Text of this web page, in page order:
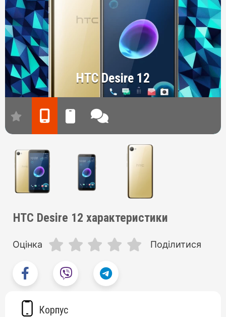
HTC Desire 12
HTC Desire 12 характеристики
Оцінка Поділитися
Корпус